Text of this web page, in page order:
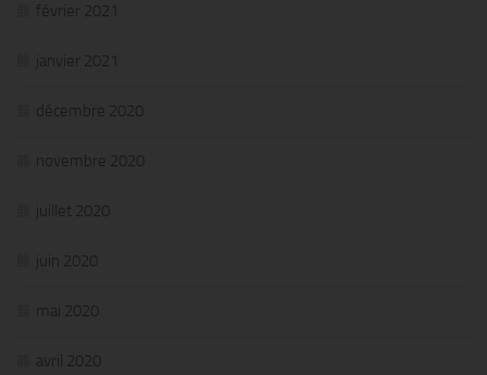
février 2021
janvier 2021
décembre 2020
novembre 2020
juillet 2020
juin 2020
mai 2020
avril 2020